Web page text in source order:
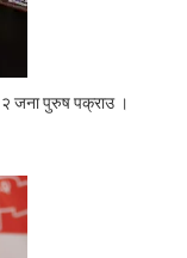
२ जना पुरुष पक्राउ ।